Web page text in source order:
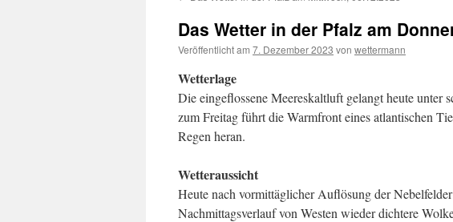
Das Wetter in der Pfalz am
Veröffentlicht am 7. Dezember 2023 von wettermann
Wetterlage
Die eingeflossene Meereskaltluft gelangt heute
zum Freitag führt die Warmfront eines atlantischen
Regen heran.
Wetteraussicht
Heute nach vormittäglicher Auflösung der
Nachmittagsverlauf von Westen wieder dichtere